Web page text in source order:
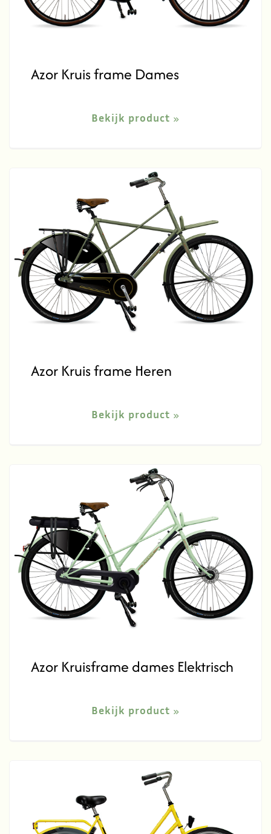
Azor Kruis frame Dames
Bekijk product
Azor Kruis frame Heren
Bekijk product
Azor Kruisframe dames Elektrisch
Bekijk product